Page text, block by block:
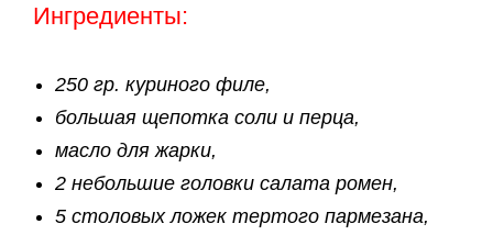
Ингредиенты:
250 гр. куриного филе,
большая щепотка соли и перца,
масло для жарки,
2 небольшие головки салата ромен,
5 столовых ложек тертого пармезана,